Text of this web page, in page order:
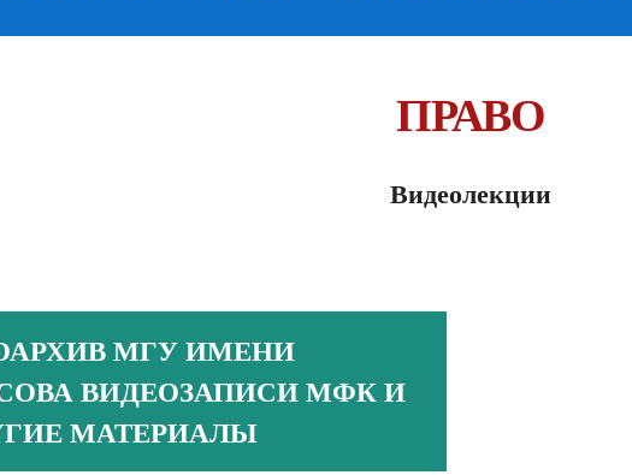
ПРАВО
Видеолекции
МГУ ИМЕНИ
ВИДЕОЗАПИСИ МФК И
МАТЕРИАЛЫ